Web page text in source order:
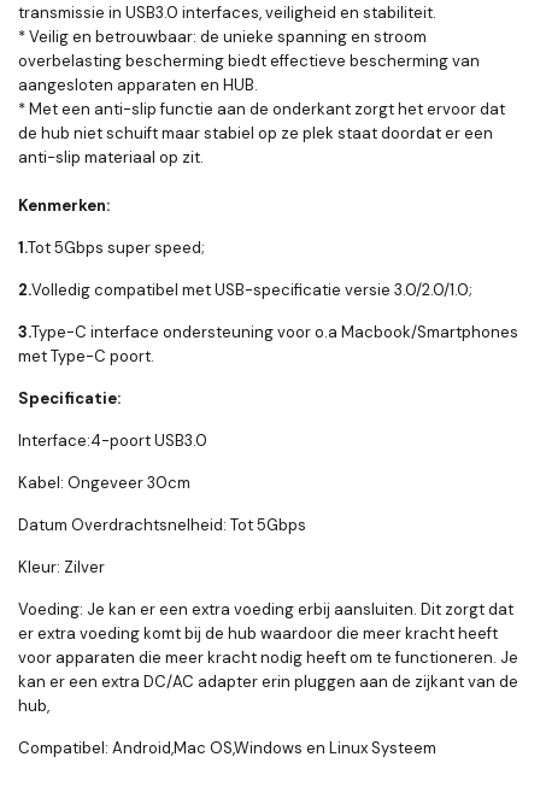
transmissie in USB3.0 interfaces, veiligheid en stabiliteit.
* Veilig en betrouwbaar: de unieke spanning en stroom
overbelasting bescherming biedt effectieve bescherming van
aangesloten apparaten en HUB.
* Met een anti-slip functie aan de onderkant zorgt het ervoor dat
de hub niet schuift maar stabiel op ze plek staat doordat er een
anti-slip materiaal op zit.
Kenmerken:
1.Tot5Gbps super speed;
2.Volledig compatibel met USB-specificatie versie 3.0/2.0/1.0;
3.Type-C interface ondersteuning voor o.a Macbook/Smartphones
met Type-C poort.
Specificatie:
Interface:4-poort USB3.0
Kabel: Ongeveer 30cm
Datum Overdrachtsnelheid: Tot 5Gbps
Kleur: Zilver
Voeding: Je kan er een extra voeding erbij aansluiten. Dit zorgt dat
er extra voeding komt bij de hub waardoor die meer kracht heeft
voor apparaten die meer kracht nodig heeft om te functioneren. Je
kan er een extra DC/AC adapter erin pluggen aan de zijkant van de
hub,
Compatibel: Android,Mac OS,Windows en Linux Systeem